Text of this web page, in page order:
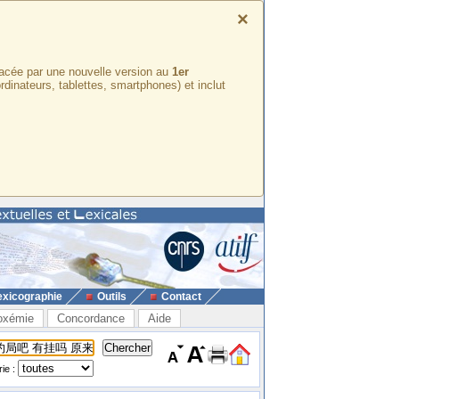
×
par une nouvelle version au 1er
tablettes, smartphones) et inclut
Outils Contact
Concordance Aide
: